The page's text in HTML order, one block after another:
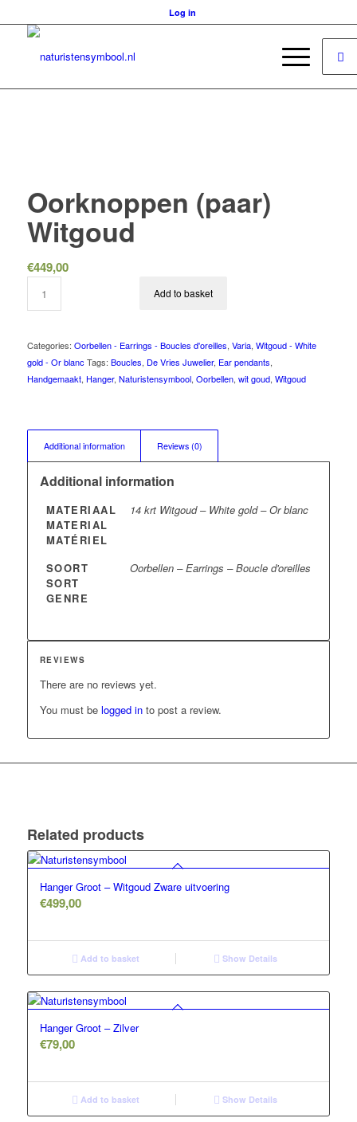
Log in
Oorknoppen (paar)
Witgoud
€449,00
Add to basket
Categories: Oorbellen - Earrings - Boucles d'oreilles, Varia, Witgoud - White
gold - Or blanc Tags: Boucles, De Vries Juwelier, Ear pendants,
Handgemaakt, Hanger, Naturistensymbool, Oorbellen, wit goud, Witgoud
Additional information Reviews (0)
Additional information
MATERIAAL
MATERIAL
MATÉRIEL
14 krt Witgoud – White gold – Or blanc
SOORT
SORT
GENRE
Oorbellen – Earrings – Boucle d'oreilles
REVIEWS
There are no reviews yet.
You must be logged into post a review.
Related products
Hanger Groot – Witgoud Zware uitvoering
€499,00
Add to basket Show Details
Hanger Groot – Zilver
€79,00
Add to basket Show Details